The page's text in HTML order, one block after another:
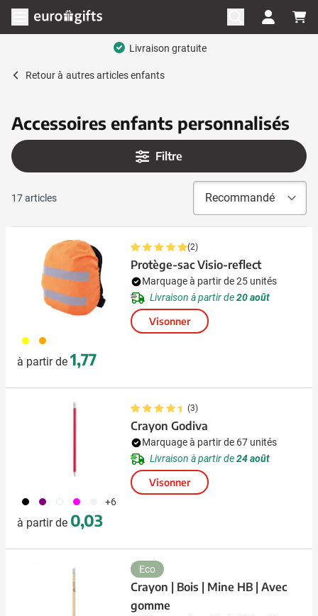
Aller au contenu
Ouvrir le menu
Livraison gratuite
Retour à autres articles enfants
Accessoires enfants personnalisés
Filtre
17articles
006 007
à partir de 1,77
(2)
Protège-sac Visio-reflect
Marquage à partir de 25 unités
Livraison à partir de20 août
Visonner
001 024 002 046 +6
à partir de 0,03
(3)
Crayon Godiva
Marquage à partir de 67 unités
Livraison à partir de24 août
Visonner
Eco
Crayon | Bois | Mine HB | Avec
gomme